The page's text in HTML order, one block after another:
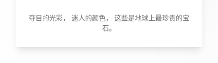
夺目的光彩， 迷人的颜色， 这些是地球上最珍贵的宝
石。